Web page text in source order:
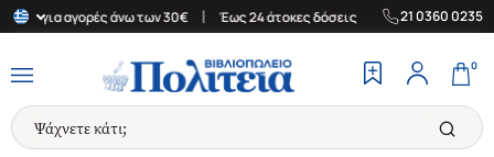
για αγορές άνω των 30€ | Έως 24 άτοκες δόσεις | Δωρεάν
21 0360 0235
0